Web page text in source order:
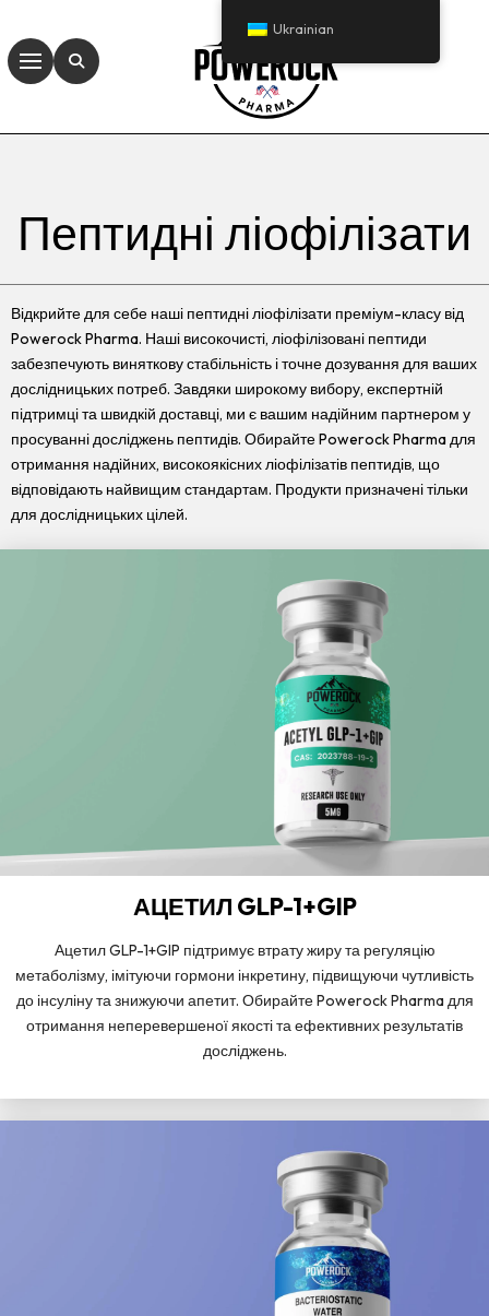
Пептидні ліофілізати
Відкрийте для себе наші пептидні ліофілізати преміум-класу від
Powerock Pharma. Наші високочисті, ліофілізовані пептиди
забезпечують виняткову стабільність і точне дозування для ваших
дослідницьких потреб. Завдяки широкому вибору, експертній
підтримці та швидкій доставці, ми є вашим надійним партнером у
просуванні досліджень пептидів. Обирайте Powerock Pharma для
отримання надійних, високоякісних ліофілізатів пептидів, що
відповідають найвищим стандартам. Продукти призначені тільки
для дослідницьких цілей.
АЦЕТИЛ GLP-1+GIP
Ацетил GLP-1+GIP підтримує втрату жиру та регуляцію
метаболізму, імітуючи гормони інкретину, підвищуючи чутливість
до інсуліну та знижуючи апетит. Обирайте Powerock Pharma для
отримання неперевершеної якості та ефективних результатів
досліджень.
Ukrainian